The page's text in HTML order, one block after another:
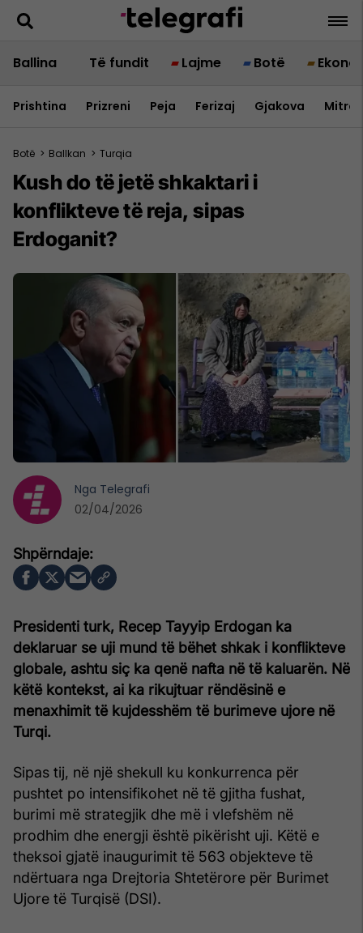
Ballina Të fundit Lajme Botë
Prishtina Prizreni Peja Ferizaj Gjakova
Botë > Ballkan > Turqia
Kush do të jetë shkaktari i
konflikteve të reja, sipas
Erdoganit?
Presidenti turk, Recep Tayyip Erdogan ka
deklaruar se uji mund të bëhet shkak i konflikteve
globale, ashtu siç ka qenë nafta në të kaluarën. Në
këtë kontekst, ai ka rikujtuar rëndësinë e
menaxhimit të kujdesshëm të burimeve ujore në
Turqi.
Sipas tij, në një shekull ku konkurrenca për
pushtet po intensifikohet në të gjitha fushat,
burimi më strategjik dhe më i vlefshëm në
prodhim dhe energji është pikërisht uji. Këtë e
theksoi gjatë inaugurimit të 563 objekteve të
ndërtuara nga Drejtoria Shtetërore për Burimet
Ujore të Turqisë (DSI).
Nga Telegrafi
02/04/2026